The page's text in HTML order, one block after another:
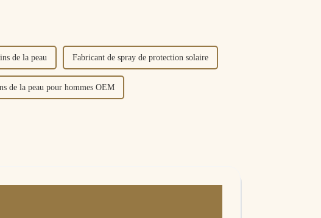
de la peau Fabricant de spray de protection solaire
de la peau pour hommes OEM